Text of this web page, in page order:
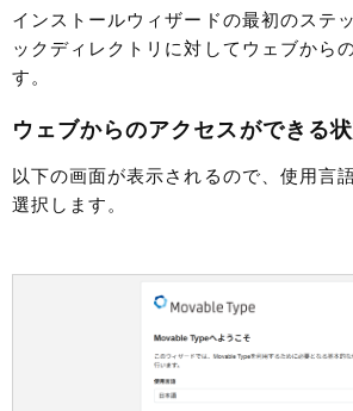
インストールウィザードの最初のステ
ックディレクトリに対してウェブから
す。
ウェブからのアクセスができる
以下の画面が表示されるので、使用言
選択します。